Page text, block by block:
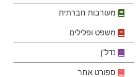
מעורבות חברתית
משפט ופלילים
נדל"ן
ספורט אחר